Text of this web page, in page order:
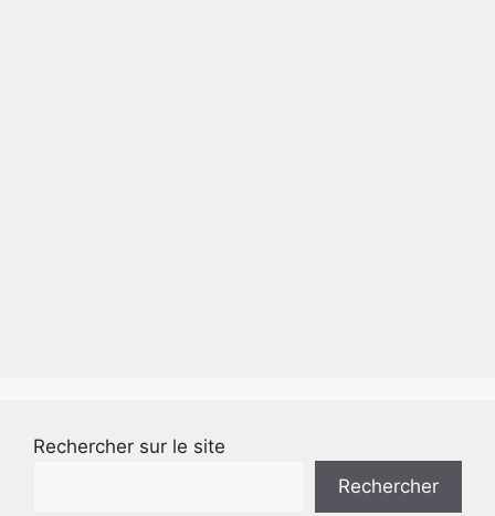
Rechercher sur le site
Rechercher